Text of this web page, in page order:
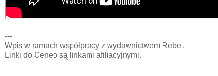
---
Wpis w ramach współpracy z wydawnictwem Rebel.
Linki do Ceneo są linkami afiliacyjnymi.